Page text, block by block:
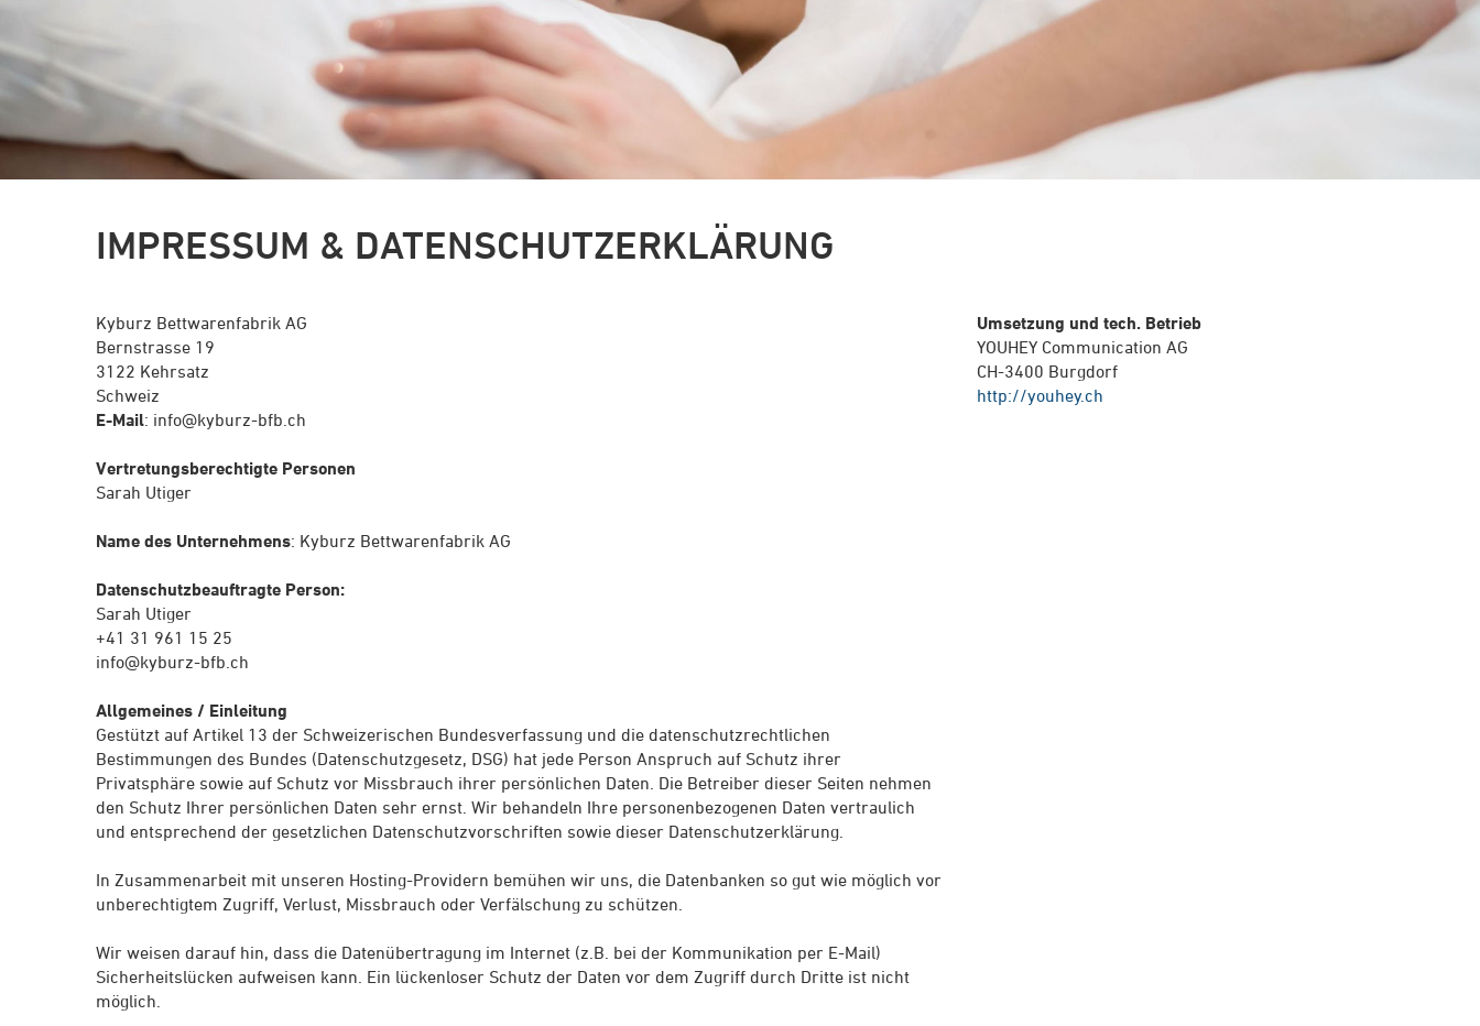
IMPRESSUM & DATENSCHUTZERKLÄRUNG
Kyburz Bettwarenfabrik AG
Bernstrasse 19
3122 Kehrsatz
Schweiz
E-Mail: info@kyburz-bfb.ch
Vertretungsberechtigte Personen
Sarah Utiger
Name des Unternehmens: Kyburz Bettwarenfabrik AG
Datenschutzbeauftragte Person:
Sarah Utiger
+41 31 961 15 25
info@kyburz-bfb.ch
Allgemeines / Einleitung
Gestützt auf Artikel 13 der Schweizerischen Bundesverfassung und die datenschutzrechtlichen
Bestimmungen des Bundes (Datenschutzgesetz, DSG) hat jede Person Anspruch auf Schutz ihrer
Privatsphäre sowie auf Schutz vor Missbrauch ihrer persönlichen Daten. Die Betreiber dieser Seiten nehmen
den Schutz Ihrer persönlichen Daten sehr ernst. Wir behandeln Ihre personenbezogenen Daten vertraulich
und entsprechend der gesetzlichen Datenschutzvorschriften sowie dieser Datenschutzerklärung.
In Zusammenarbeit mit unseren Hosting-Providern bemühen wir uns, die Datenbanken so gut wie möglich vor
unberechtigtem Zugriff, Verlust, Missbrauch oder Verfälschung zu schützen.
Wir weisen darauf hin, dass die Datenübertragung im Internet (z.B. bei der Kommunikation per E-Mail)
Sicherheitslücken aufweisen kann. Ein lückenloser Schutz der Daten vor dem Zugriff durch Dritte ist nicht
möglich.
Umsetzung und tech. Betrieb
YOUHEY Communication AG
CH-3400 Burgdorf
http://youhey.ch